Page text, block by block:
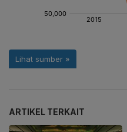
ARTIKEL TERKAIT